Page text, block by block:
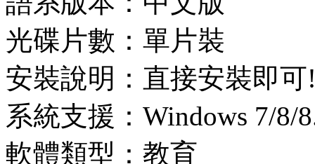
光碟片數：單片裝
安裝說明：直接安裝即可
系統支援：Windows 7/8/
軟體類型：教育